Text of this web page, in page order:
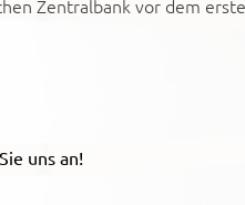
Zentralbank vor dem
uns an!